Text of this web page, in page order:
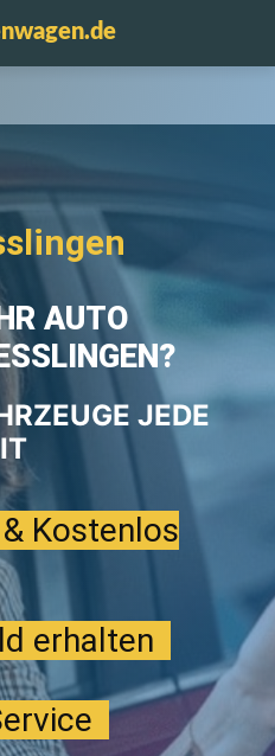
AUTO
JEDE
Kostenlos
erhalten